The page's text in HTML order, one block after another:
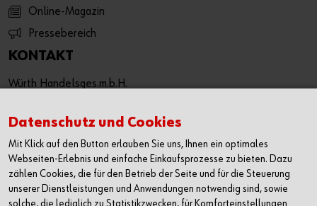
Online-Magazin
Pressebereich
KONTAKT
Würth Handelsges.m.b.H.
3071 Böheimkirchen
T: +43 50 8242 0
F: +43 50 8242 53333
info@wuerth.at
Datenschutz und Cookies
Mit Klick auf den Button erlauben Sie uns, Ihnen ein optimales
Webseiten-Erlebnis und einfache Einkaufsprozesse zu bieten. Dazu
zählen Cookies, die für den Betrieb der Seite und für die Steuerung
unserer Dienstleistungen und Anwendungen notwendig sind, sowie
solche, die lediglich zu Statistikzwecken, für Komforteinstellungen